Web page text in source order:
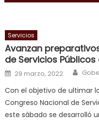
will
smith
is
cuckold,
nice
milf
in
Servicios
Avanzan
de Servicios
Posted on
29 marzo, 2022
Con el objetivo de ultimar
Congreso Nacional de
este sábado se desarrolló